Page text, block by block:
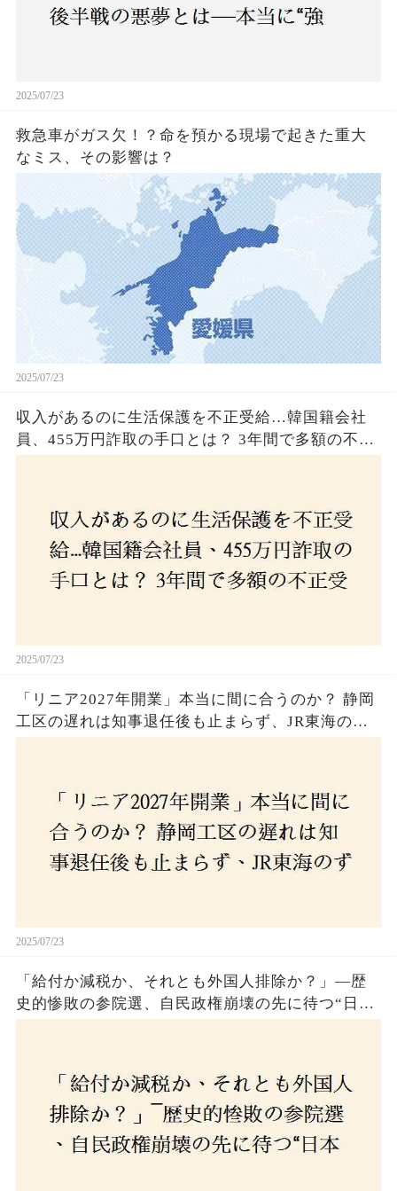
2025/07/23
救急車がガス欠！？命を預かる現場で起きた重大
なミス、その影響は？
2025/07/23
収入があるのに生活保護を不正受給…韓国籍会社
員、455万円詐取の手口とは？ 3年間で多額の不正
2025/07/23
「リニア2027年開業」本当に間に合うのか？ 静岡
工区の遅れは知事退任後も止まらず、JR東海のず
2025/07/23
「給付か減税か、それとも外国人排除か？」―歴
史的惨敗の参院選、自民政権崩壊の先に待つ“日本